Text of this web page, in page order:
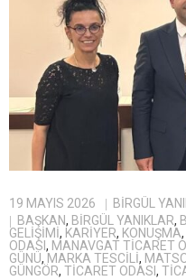
Röportajlarım
Destek Olduğum
Yürüttüğüm Projeler
19 MAYIS 2026 BIRGÜL
BAŞKAN, BİRGÜL YANIKLAR,
GELIŞIMI, KARIYER, KONUŞMA,
ODASI , MANAVGAT TICARET
GÜNÜ, MARKA TESCILI,
GÜNGÖR, TICARET ODASI ,